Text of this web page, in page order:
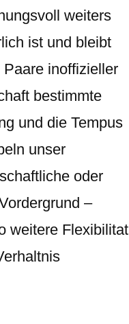
weiters
ist und bleibt
inoffizieller
bestimmte
und die Tempus
unser
oder
–
weitere Flexibilitat